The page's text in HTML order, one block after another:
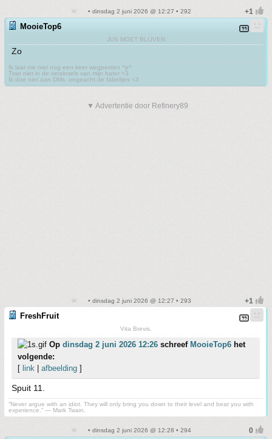
• dinsdag 2 juni 2026 @ 12:27 • 292
MooieTop6
JUS MOET BLIJVEN
Zo
Ik laat me niet nog een keer wegpesten ^p^
Trap niet in de verzinsels van mijn hater <3
Ik doe niet aan DMs, ongeacht de fabeltjes <3
▼ Advertentie door Refinery89
• dinsdag 2 juni 2026 @ 12:27 • 293
FreshFruit
Vita Brevis.
Op dinsdag 2 juni 2026 12:26 schreef MooieTop6 het
volgende:
[ link afbeelding ]
Spuit 11.
“Never argue with an idiot. They will only bring you down to their level and beat you with
experience.” ― Mark Twain.
• dinsdag 2 juni 2026 @ 12:28 • 294